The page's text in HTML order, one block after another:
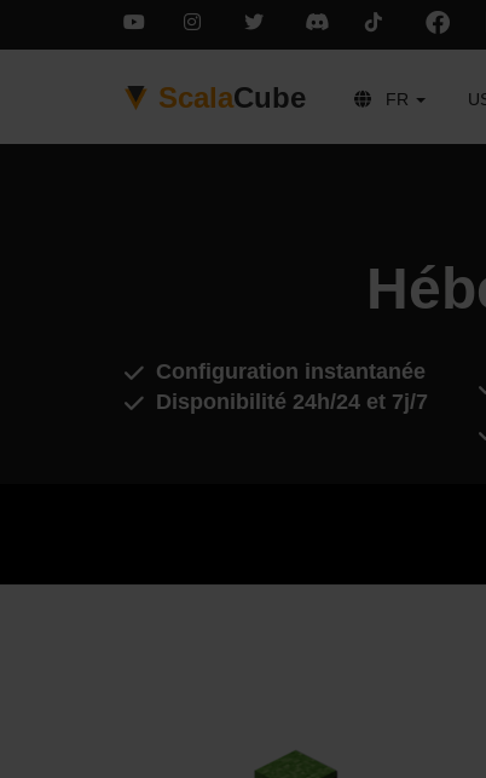
ScalaCube FR
Configuration instantanée
Disponibilité 24h/24 et 7j/7